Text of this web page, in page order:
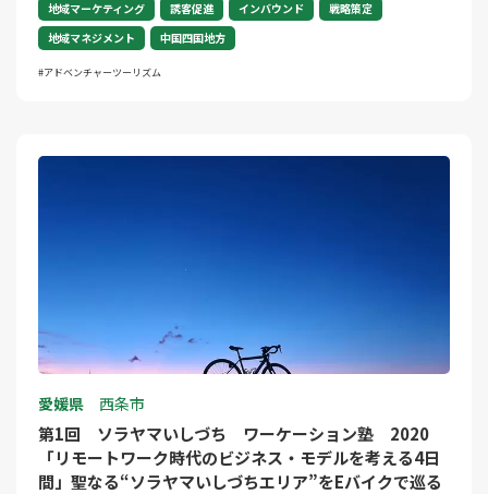
地域マーケティング 誘客促進 インバウンド
戦略策定
地域マネジメント
中国四国地方
アドベンチャーツーリズム
愛媛県 西条市
第1回 ソラヤマいしづち ワーケーション塾 2020
「リモートワーク時代のビジネス・モデルを考える4日
間」聖なる“ソラヤマいしづちエリア”をEバイクで巡る